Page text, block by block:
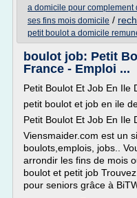
a domicile pour complement
ses fins mois domicile /
petit boulot a domicile
boulot job: Petit
France - Emploi ...
Petit Boulot Et Job En Ile
petit boulot et job en ile
Petit Boulot Et Job En Ile
Viensmaider.com est un
boulots,emplois, jobs..
arrondir les fins de mois
boulot et petit job
pour seniors grâce à